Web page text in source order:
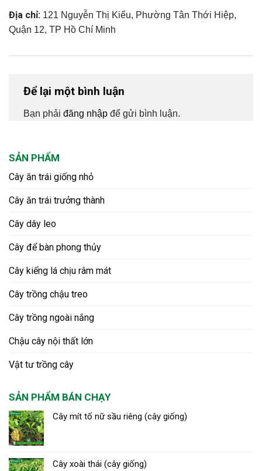
SẢN PHẨM
Cây ăn trái giống nhỏ
Cây ăn trái trưởng thành
Cây dây leo
Cây để bàn phong thủy
Cây kiểng lá chịu râm mát
Cây trồng chậu treo
Cây trồng ngoài nắng
Chậu cây nội thất lớn
Vật tư trồng cây
SẢN PHẨM BÁN CHẠY
Cây mít tố nữ sầu riêng (cây giống)
Cây xoài thái (cây giống)
Địa chỉ: 121 Nguyễn Thị Kiểu, Phường Tân Thới Hiệp,
Quận 12, TP Hồ Chí Minh
Để lại một bình luận
Bạn phải đăng nhập để gửi bình luận.